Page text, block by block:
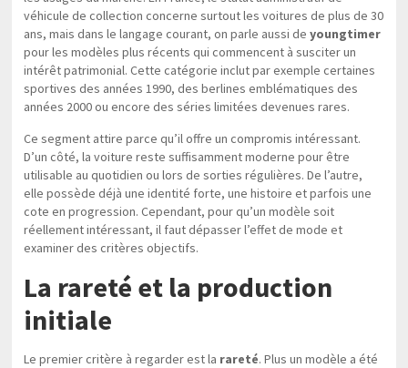
véhicule de collection concerne surtout les voitures de plus de 30
ans, mais dans le langage courant, on parle aussi deyoungtimer
pour les modèles plus récents qui commencent à susciter un
intérêt patrimonial. Cette catégorie inclut par exemple certaines
sportives des années 1990, des berlines emblématiques des
années 2000 ou encore des séries limitées devenues rares.
Ce segment attire parce qu’il offre un compromis intéressant.
D’un côté, la voiture reste suffisamment moderne pour être
utilisable au quotidien ou lors de sorties régulières. De l’autre,
elle possède déjà une identité forte, une histoire et parfois une
cote en progression. Cependant, pour qu’un modèle soit
réellement intéressant, il faut dépasser l’effet de mode et
examiner des critères objectifs.
La rareté et la production
initiale
Le premier critère à regarder est la rareté. Plus un modèle a été